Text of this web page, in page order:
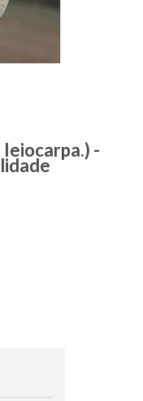
-